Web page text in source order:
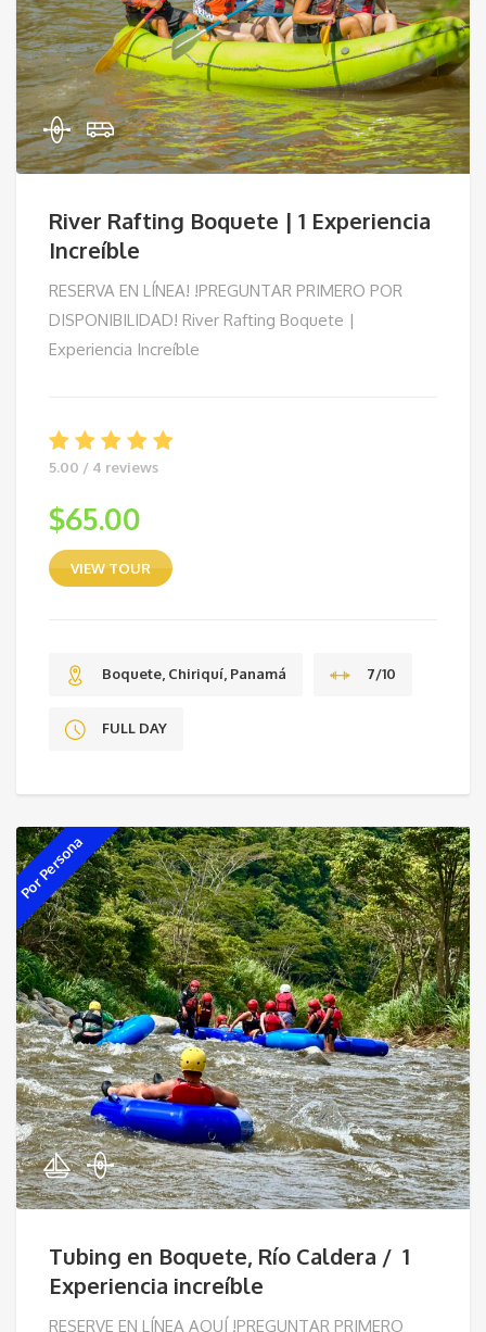
River Rafting Boquete | 1 Experiencia
Increíble
RESERVA EN LÍNEA! !PREGUNTAR PRIMERO POR
DISPONIBILIDAD! River Rafting Boquete |
Experiencia Increíble
5.00 / 4 reviews
$65.00
VIEW TOUR
Boquete, Chiriquí, Panamá 7/10
FULL DAY
Por Persona
Tubing en Boquete, Río Caldera / 1
Experiencia increíble
RESERVE EN LÍNEA AQUÍ !PREGUNTAR PRIMERO